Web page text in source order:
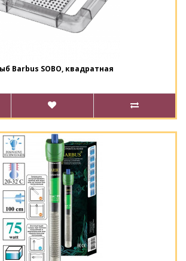
Barbus SOBO, квадратная